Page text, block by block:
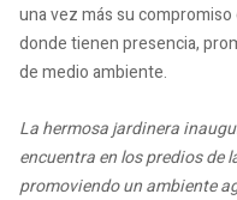
una vez más su
donde tienen presencia,
de medio ambiente.
La hermosa jardinera
encuentra en los predios de
promoviendo un ambiente